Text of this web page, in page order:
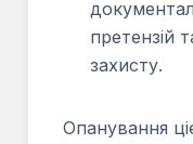
претензій
захисту.
Опанування